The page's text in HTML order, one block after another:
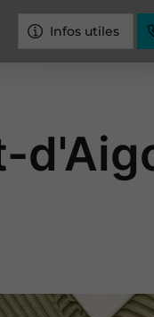
Infos utiles